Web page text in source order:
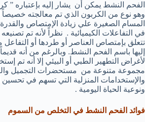
الفحم النشط يمكن أن يشار إليه بإعتباره ”
وهو نوع من الكربون الذي تم معالجته
المسام الصغيرة علي زيادة الإمتصاص
في التفاعلات الكيميائية . نظراً لأنه تم
تتعلق بإمتصاص العناصر أو طردها أو التفاعل
إليها باسم الفحم النشط. وبالرغم من أنه
لأغراض التطهير الطبي أو البيئي إلا أنه تم
مجموعة متنوعة من مستحضرات التجميل
والإستخدامات المنزلية التي تسهم في تحسين
ونوعية الحياة اليومية .
فوائد الفحم النشط في التخلص من السموم